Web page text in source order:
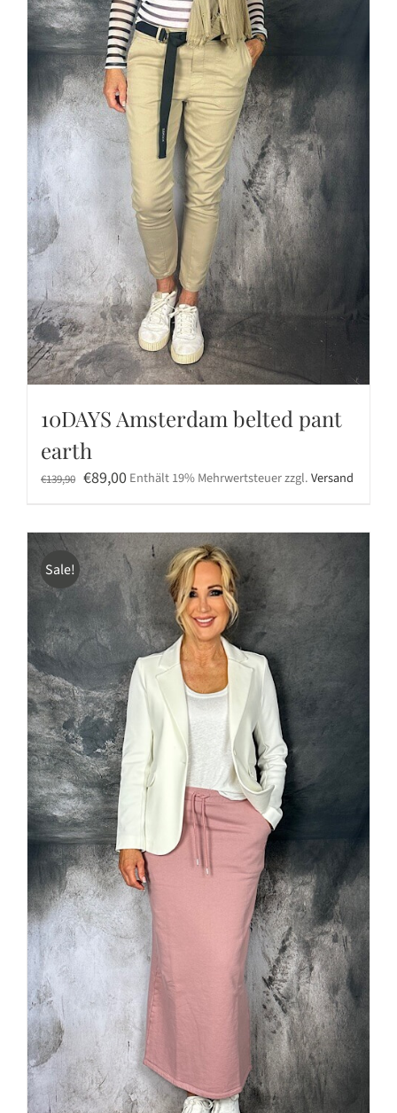
10DAYS Amsterdam belted pant
earth
€139,90 Ursprünglicher
€139,90
€89,00Aktueller
€89,00.
Enthält 19% Mehrwertsteuerzzgl.Versand
Sale!